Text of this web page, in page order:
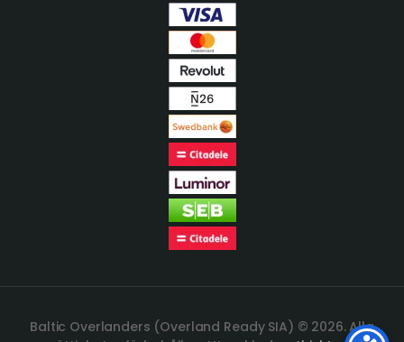
Baltic Overlanders (Overland Ready SIA) © 2026. Alla